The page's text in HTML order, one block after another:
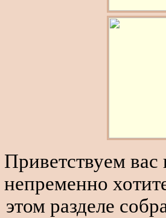
Приветствуем
непременно
этом разделе